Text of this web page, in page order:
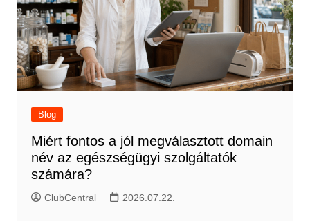
Blog
Miért fontos a jól megválasztott domain
név az egészségügyi szolgáltatók
számára?
ClubCentral 2026.07.22.